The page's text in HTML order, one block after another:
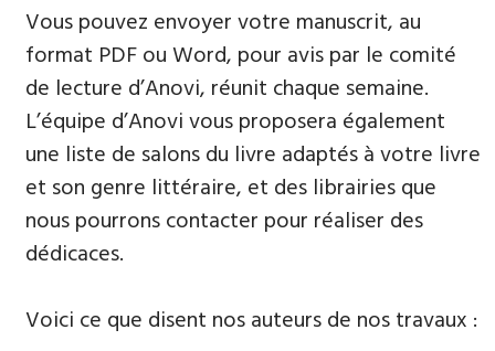
Vous pouvez envoyer votre manuscrit, au
format PDF ou Word, pour avis par le comité
de lecture d’Anovi, réunit chaque semaine.
L’équipe d’Anovi vous proposera également
une liste de salons du livre adaptés à votre livre
et son genre littéraire, et des librairies que
nous pourrons contacter pour réaliser des
dédicaces.
Voici ce que disent nos auteurs de nos travaux :